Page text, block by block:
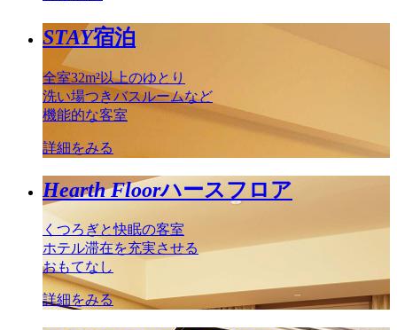
STAY宿泊
全室32m²以上のゆとり
洗い場つきバスルームなど
機能的な客室
詳細をみる
Hearth Floorハースフロア
くつろぎと快眠の客室
ホテル滞在を充実させる
おもてなし
詳細をみる